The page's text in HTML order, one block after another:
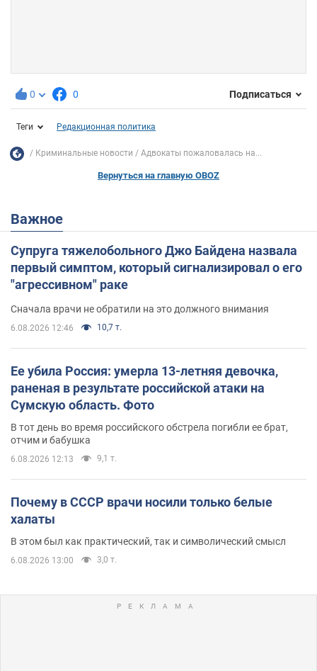
0 0 Подписаться
Теги Редакционная политика
Криминальные новости Адвокаты пожаловалась на...
Вернуться на главную OBOZ
Важное
Супруга тяжелобольного Джо Байдена назвала
первый симптом, который сигнализировал о его
"агрессивном" раке
Сначала врачи не обратили на это должного внимания
6.08.2026 12:46 10,7 т.
Ее убила Россия: умерла 13-летняя девочка,
раненая в результате российской атаки на
Сумскую область. Фото
В тот день во время российского обстрела погибли ее брат,
отчим и бабушка
6.08.2026 12:13 9,1 т.
Почему в СССР врачи носили только белые
халаты
В этом был как практический, так и символический смысл
6.08.2026 13:00 3,0 т.